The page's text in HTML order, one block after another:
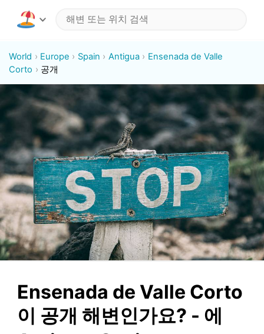
World Europe Spain Antigua
Ensenada de Valle
Corto
공개
Ensenada de Valle Corto
이 공개 해변인가요? - 에